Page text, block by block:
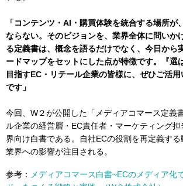
「コンテンツ・AI・購買体験を統合する場所が
ならない。そのビジョンを、業界全体に問いか
る定義書は、概念を語るだけでなく、今日から
ードマップをセットにした点が特徴です。『選
目指すEC・リテール企業の皆様に、ぜひご活
です」
今回、W２が公開した「メディアコマース定義
ル企業の経営層・EC責任者・マーケティング
界向け白書である。自社ECの役割を再定義す
業界への影響が注目される。
参考：
メディアコマース白書~ECのメディア化